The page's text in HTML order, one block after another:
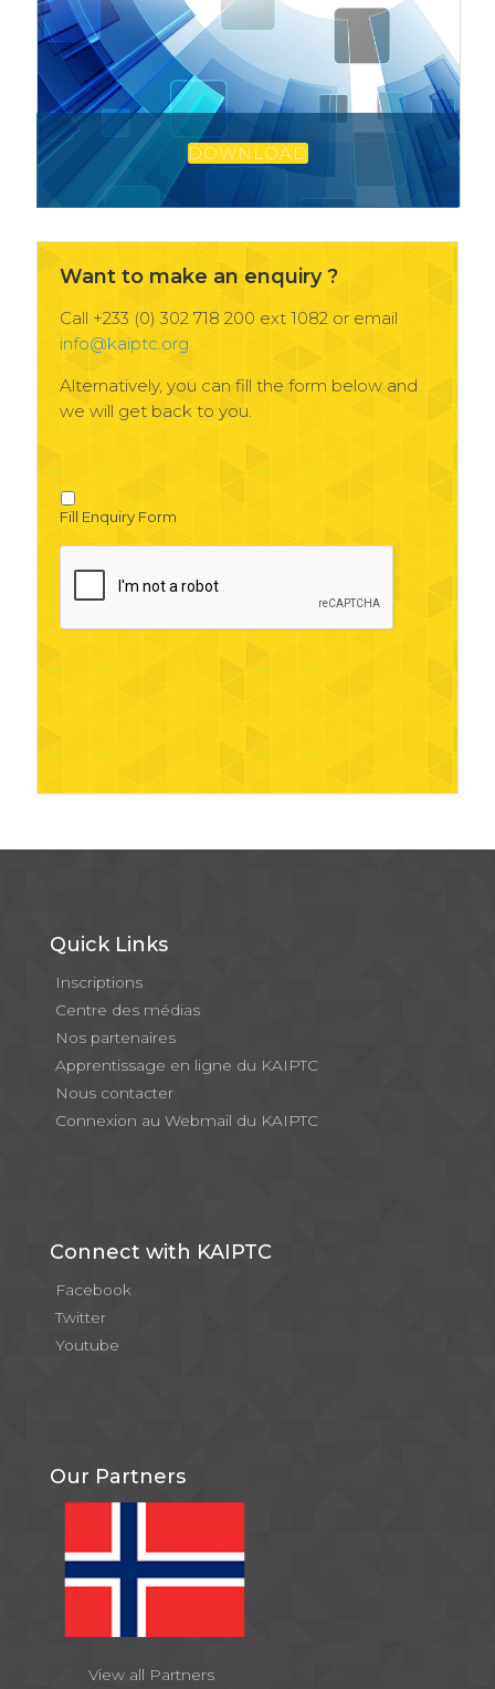
DOWNLOAD
Want to make an enquiry ?
Call +233 (0) 302 718 200 ext 1082 or email
info@kaiptc.org
Alternatively, you can fill the form below and
we will get back to you.
Fill Enquiry Form
Quick Links
Inscriptions
Centre des médias
Nos partenaires
Apprentissage en ligne du KAIPTC
Nous contacter
Connexion au Webmail du KAIPTC
Connect with KAIPTC
Facebook
Twitter
Youtube
Our Partners
View all Partners